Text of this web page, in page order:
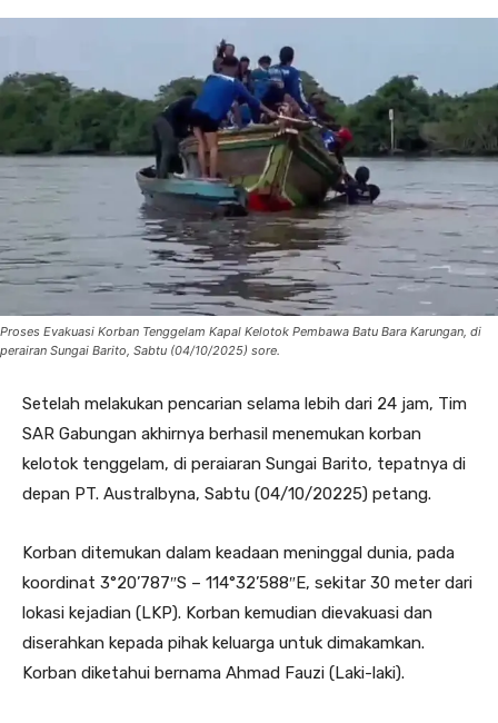
Proses Evakuasi Korban Tenggelam Kapal Kelotok Pembawa Batu Bara Karungan, di
perairan Sungai Barito, Sabtu (04/10/2025) sore.
Setelah melakukan pencarian selama lebih dari 24 jam, Tim
SAR Gabungan akhirnya berhasil menemukan korban
kelotok tenggelam, di peraiaran Sungai Barito, tepatnya di
depan PT. Australbyna, Sabtu (04/10/20225) petang.
Korban ditemukan dalam keadaan meninggal dunia, pada
koordinat 3°20’787″S – 114°32’588″E, sekitar 30 meter dari
lokasi kejadian (LKP). Korban kemudian dievakuasi dan
diserahkan kepada pihak keluarga untuk dimakamkan.
Korban diketahui bernama Ahmad Fauzi (Laki-laki).